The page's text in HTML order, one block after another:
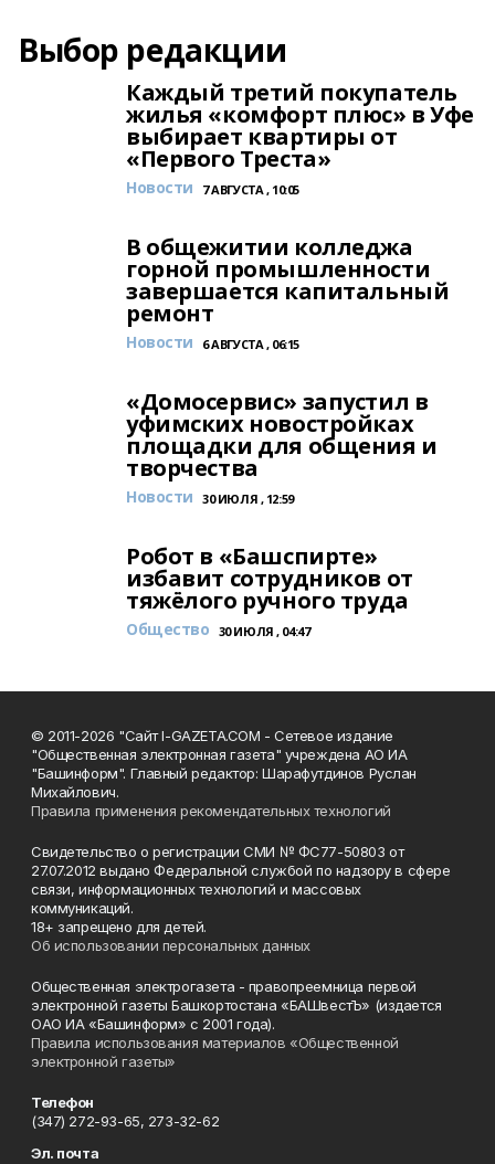
Выбор редакции
Каждый третий покупатель
жилья «комфорт плюс» в Уфе
выбирает квартиры от
«Первого Треста»
Новости 7 АВГУСТА , 10:05
В общежитии колледжа
горной промышленности
завершается капитальный
ремонт
Новости 6 АВГУСТА , 06:15
«Домосервис» запустил в
уфимских новостройках
площадки для общения и
творчества
Новости 30 ИЮЛЯ , 12:59
Робот в «Башспирте»
избавит сотрудников от
тяжёлого ручного труда
Общество 30 ИЮЛЯ , 04:47
© 2011-2026 "Сайт I-GAZETA.COM - Сетевое издание
"Общественная электронная газета" учреждена АО ИА
"Башинформ". Главный редактор: Шарафутдинов Руслан
Михайлович.
Правила применения рекомендательных технологий
Свидетельство о регистрации СМИ № ФС77-50803 от
27.07.2012 выдано Федеральной службой по надзору в сфере
связи, информационных технологий и массовых
коммуникаций.
18+ запрещено для детей.
Об использовании персональных данных
Общественная электрогазета - правопреемница первой
электронной газеты Башкортостана «БАШвестЪ» (издается
ОАО ИА «Башинформ» с 2001 года).
Правила использования материалов «Общественной
электронной газеты»
Телефон
(347) 272-93-65, 273-32-62
Эл. почта